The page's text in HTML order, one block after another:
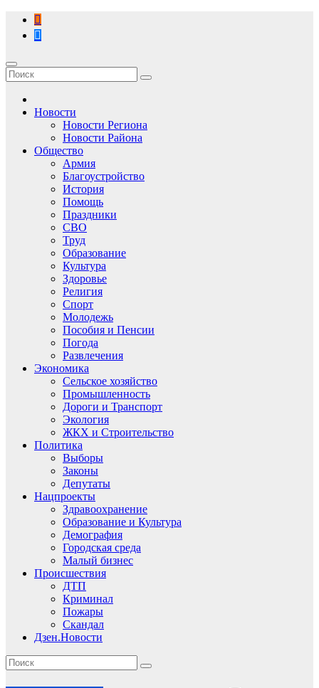
Перейти
содержимому
Новости
Новости Региона
Новости Района
Общество
Армия
Благоустройство
История
Помощь
Праздники
СВО
Труд
Образование
Культура
Здоровье
Религия
Спорт
Молодежь
Пособия и Пенсии
Погода
Развлечения
Экономика
Сельское хозяйство
Промышленность
Дороги и Транспорт
Экология
ЖКХ и Строительство
Политика
Выборы
Законы
Депутаты
Нацпроекты
Здравоохранение
Образование и Культура
Демография
Городская среда
Малый бизнес
Происшествия
ДТП
Криминал
Пожары
Скандал
Дзен.Новости